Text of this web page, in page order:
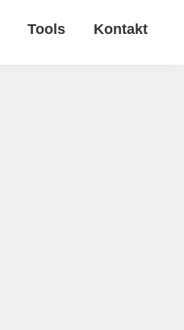
Tools Kontakt